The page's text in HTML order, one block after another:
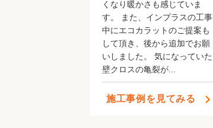
くなり暖かさも感じていま
す。 また、インプラスの工事
中にエコカラットのご提案も
して頂き、後から追加でお願
いしました。 気になっていた
壁クロスの亀裂が...
施工事例を見てみる